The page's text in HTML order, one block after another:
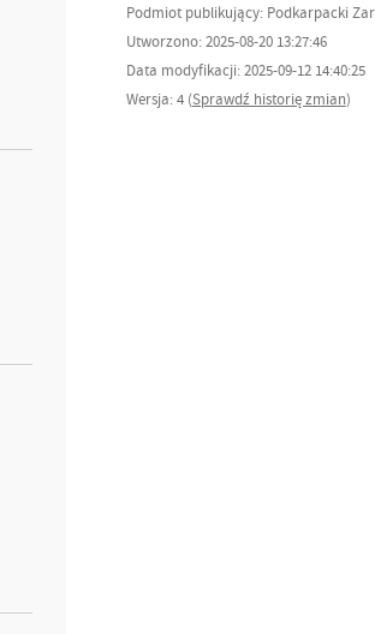
Podmiot publikujący: Podkarpacki
Utworzono: 2025-08-20 13:27:46
Data modyfikacji: 2025-09-12 14:40:25
Wersja: 4 (Sprawdź historię zmian)